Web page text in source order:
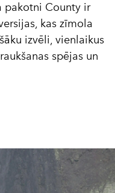
pakotni County ir
kas zīmola
izvēli, vienlaikus
spējas un